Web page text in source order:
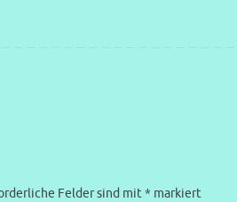
Felder sind mit* markiert